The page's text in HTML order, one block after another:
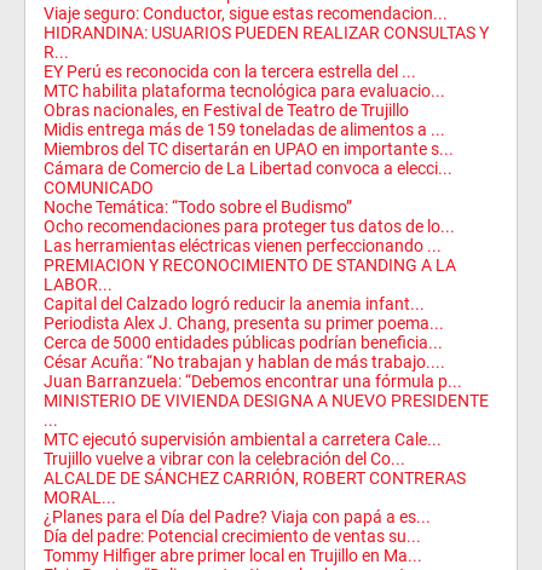
Viaje seguro: Conductor, sigue estas recomendacion...
HIDRANDINA: USUARIOS PUEDEN REALIZAR CONSULTAS Y
R...
EY Perú es reconocida con la tercera estrella del ...
MTC habilita plataforma tecnológica para evaluacio...
Obras nacionales, en Festival de Teatro de Trujillo
Midis entrega más de 159 toneladas de alimentos a ...
Miembros del TC disertarán en UPAO en importante s...
Cámara de Comercio de La Libertad convoca a elecci...
COMUNICADO
Noche Temática: “Todo sobre el Budismo”
Ocho recomendaciones para proteger tus datos de lo...
Las herramientas eléctricas vienen perfeccionando ...
PREMIACION Y RECONOCIMIENTO DE STANDING A LA
LABOR...
Capital del Calzado logró reducir la anemia infant...
Periodista Alex J. Chang, presenta su primer poema...
Cerca de 5000 entidades públicas podrían beneficia...
César Acuña: “No trabajan y hablan de más trabajo....
Juan Barranzuela: “Debemos encontrar una fórmula p...
MINISTERIO DE VIVIENDA DESIGNA A NUEVO PRESIDENTE
...
MTC ejecutó supervisión ambiental a carretera Cale...
Trujillo vuelve a vibrar con la celebración del Co...
ALCALDE DE SÁNCHEZ CARRIÓN, ROBERT CONTRERAS
MORAL...
¿Planes para el Día del Padre? Viaja con papá a es...
Día del padre: Potencial crecimiento de ventas su...
Tommy Hilfiger abre primer local en Trujillo en Ma...